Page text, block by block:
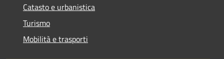
Catasto e urbanistica
Turismo
Mobilità e trasporti